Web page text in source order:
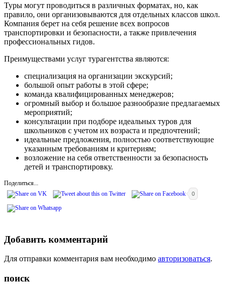
Туры могут проводиться в различных форматах, но, как
правило, они организовываются для отдельных классов школ.
Компания берет на себя решение всех вопросов
транспортировки и безопасности, а также привлечения
профессиональных гидов.
Преимуществами услуг турагентства являются:
специализация на организации экскурсий;
большой опыт работы в этой сфере;
команда квалифицированных менеджеров;
огромный выбор и большое разнообразие предлагаемых
мероприятий;
консультации при подборе идеальных туров для
школьников с учетом их возраста и предпочтений;
идеальные предложения, полностью соответствующие
указанным требованиям и критериям;
возложение на себя ответственности за безопасность
детей и транспортировку.
Поделиться...
0
Добавить комментарий
Для отправки комментария вам необходимо авторизоваться.
поиск